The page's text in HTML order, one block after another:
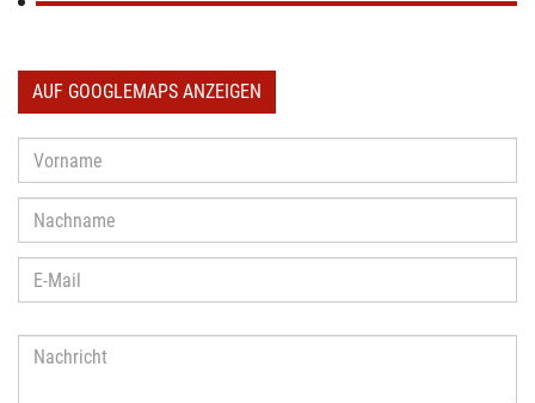
AUF GOOGLEMAPS ANZEIGEN